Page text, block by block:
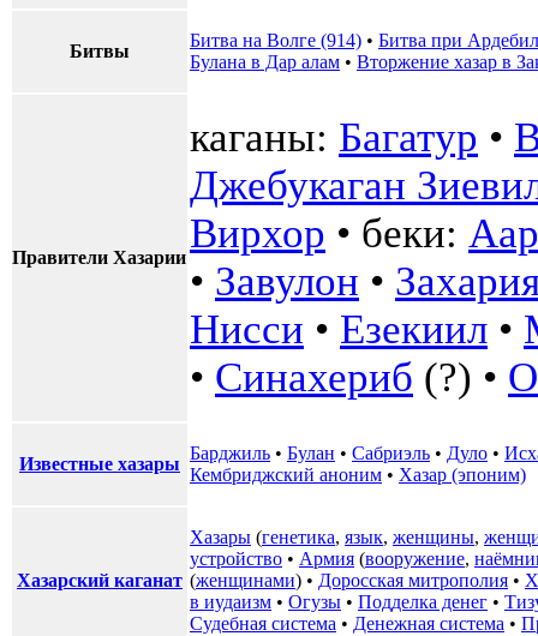
Битвы
Битва на Волге (914) • Битва при
Булана в Дар алам • Вторжение хазар в
Правители Хазарии
каганы: Багатур •
Джебукаган
Вирхор • беки:
• Завулон •
Нисси • Езекиил •
• Синахериб (?) •
Известные хазары
Барджиль • Булан • Сабриэль • Дуло •
Кембриджский аноним • Хазар (эпоним)
Хазарский каганат
Хазары (генетика, язык, женщины,
устройство • Армия (вооружение,
(женщинами) • Доросская митрополия •
в иудаизм • Огузы • Подделка денег •
Судебная система • Денежная система •